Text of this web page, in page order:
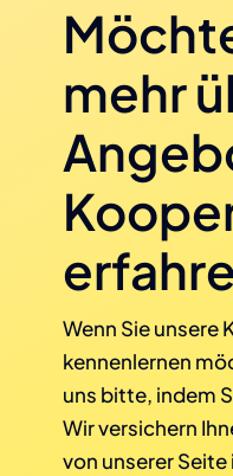
mehr
Wenn Sie
kennenlernen
uns bitte, indem
Wir versichern
von unserer